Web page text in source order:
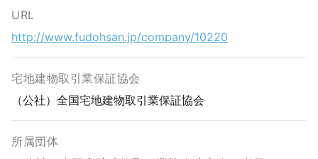
URL
http://www.fudohsan.jp/company/10220
宅地建物取引業保証協会
（公社）全国宅地建物取引業保証協会
所属団体